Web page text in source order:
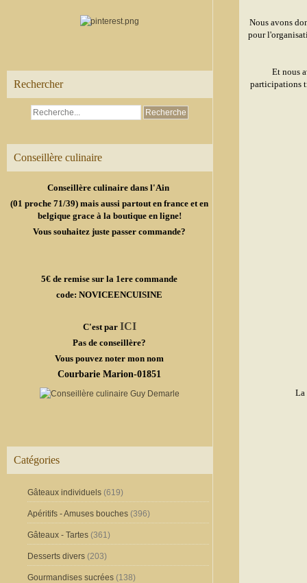
Rechercher
Conseillère culinaire
Conseillère culinaire dans l'Ain
(01 proche 71/39) mais aussi partout en france et en
belgique grace à la boutique en ligne!
Vous souhaitez juste passer commande?
5€ de remise sur la 1ere commande
code: NOVICEENCUISINE
C'est par ICI
Pas de conseillère?
Vous pouvez noter mon nom
Courbarie Marion-01851
Catégories
Gâteaux individuels (619)
Apéritifs - Amuses bouches (396)
Gâteaux - Tartes (361)
Desserts divers (203)
Gourmandises sucrées (138)
Nous avons
pour
Et nous
participations
La